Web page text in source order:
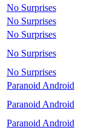
No Surprises
No Surprises
No Surprises
No Surprises
No Surprises
Paranoid Android
Paranoid Android
Paranoid Android